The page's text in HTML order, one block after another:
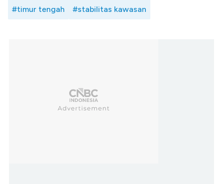
#timur tengah #stabilitas kawasan